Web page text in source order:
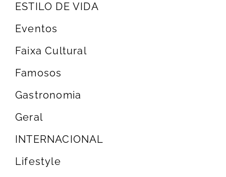
ESTILO DE VIDA
Eventos
Faixa Cultural
Famosos
Gastronomia
Geral
INTERNACIONAL
Lifestyle